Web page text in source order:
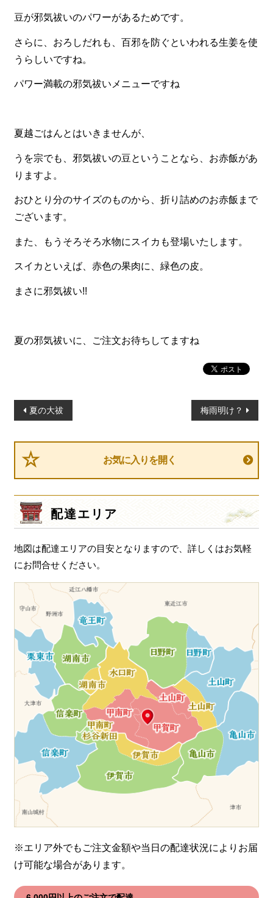
サイトマップ
ログイン・マイページ
特定商取引法に基づく表記
豆が邪気祓いのパワーがあるためです。
さらに、おろしだれも、百邪を防ぐといわれる生姜を使
うらしいですね。
パワー満載の邪気祓いメニューですね
夏越ごはんとはいきませんが、
うを宗でも、邪気祓いの豆ということなら、お赤飯があ
りますよ。
おひとり分のサイズのものから、折り詰めのお赤飯まで
ございます。
また、もうそろそろ水物にスイカも登場いたします。
スイカといえば、赤色の果肉に、緑色の皮。
まさに邪気祓い!!
夏の邪気祓いに、ご注文お待ちしてますね
投
稿
ナ
ビ
ゲ
ー
シ
ョ
ン
夏の大祓 梅雨明け？
お気に入りを開く
配達エリア
地図は配達エリアの目安となりますので、詳しくはお気軽
にお問合せください。
※エリア外でもご注文金額や当日の配達状況により お届
け可能な場合があります。